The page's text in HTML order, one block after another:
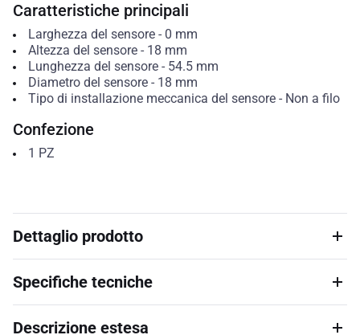
Caratteristiche principali
Larghezza del sensore- 0 mm
Altezza del sensore- 18 mm
Lunghezza del sensore- 54.5 mm
Diametro del sensore- 18 mm
Tipo di installazione meccanica del sensore- Non a filo
Confezione
1 PZ
Dettaglio prodotto
Specifiche tecniche
Descrizione estesa